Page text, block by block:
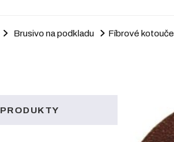
Brusivo na podkladu Fíbrové kotouče
PRODUKTY